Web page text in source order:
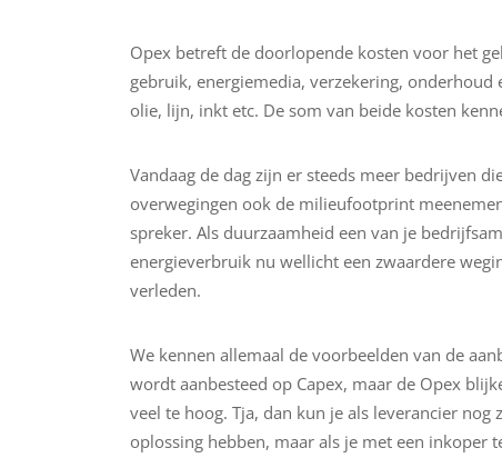
Opex betreft de doorlopende kosten voor het
gebruik, energiemedia, verzekering,
olie, lijn, inkt etc. De som van beide kosten
Vandaag de dag zijn er steeds meer bedrijven
overwegingen ook de milieufootprint
spreker. Als duurzaamheid een van je
energieverbruik nu wellicht een zwaardere
verleden.
We kennen allemaal de voorbeelden van de
wordt aanbesteed op Capex, maar de Opex
veel te hoog. Tja, dan kun je als leverancier nog
oplossing hebben, maar als je met een inkoper